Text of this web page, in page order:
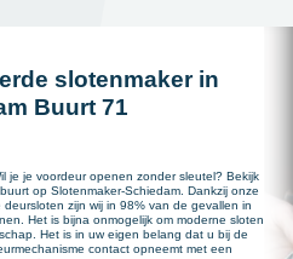
slotenmaker in
Buurt 71
je je voordeur openen zonder sleutel? Bekijk
op Slotenmaker-Schiedam. Dankzij onze
zijn wij in 98% van de gevallen in
Het is bijna onmogelijk om moderne sloten
Het is in uw eigen belang dat u bij de
contact opneemt met een